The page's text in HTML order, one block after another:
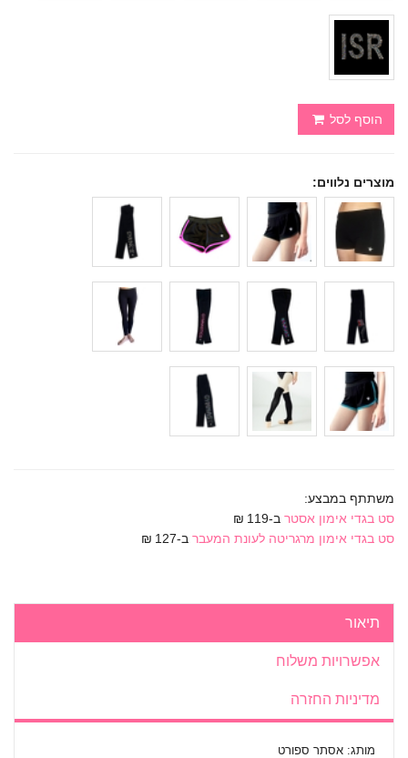
הוסף לסל
מוצרים נלווים:
משתתף במבצע:
סט בגדי אימון אסטר ב-119 ₪
סט בגדי אימון מרגריטה לעונת המעבר ב-127 ₪
תיאור
אפשרויות משלוח
מדיניות החזרה
מותג: אסתר ספורט